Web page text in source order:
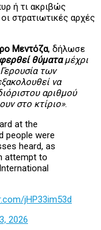
ή τι ακριβώς
στρατιωτικές αρχές
Μεντόζα, δήλωσε
θύματαμέχρι
των
να
αριθμού
στο κτίριο».
at the
people were
heard, as
attempt to
jHP33im53d
2026